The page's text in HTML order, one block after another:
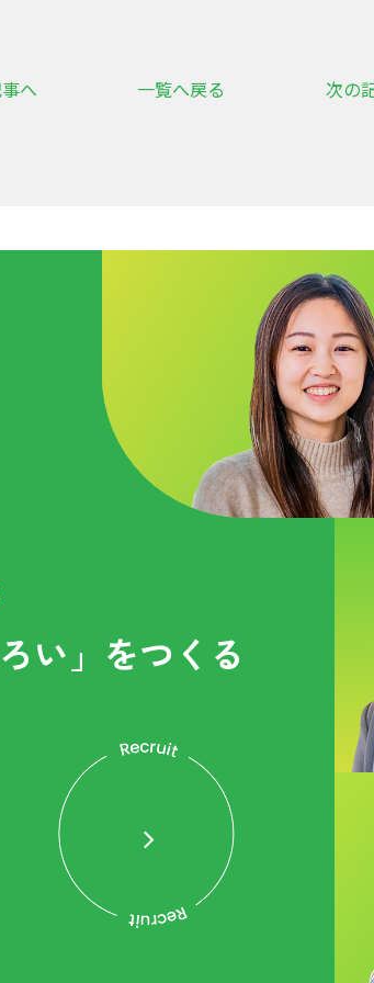
へ 次の
一覧へ戻る
い」をつくる